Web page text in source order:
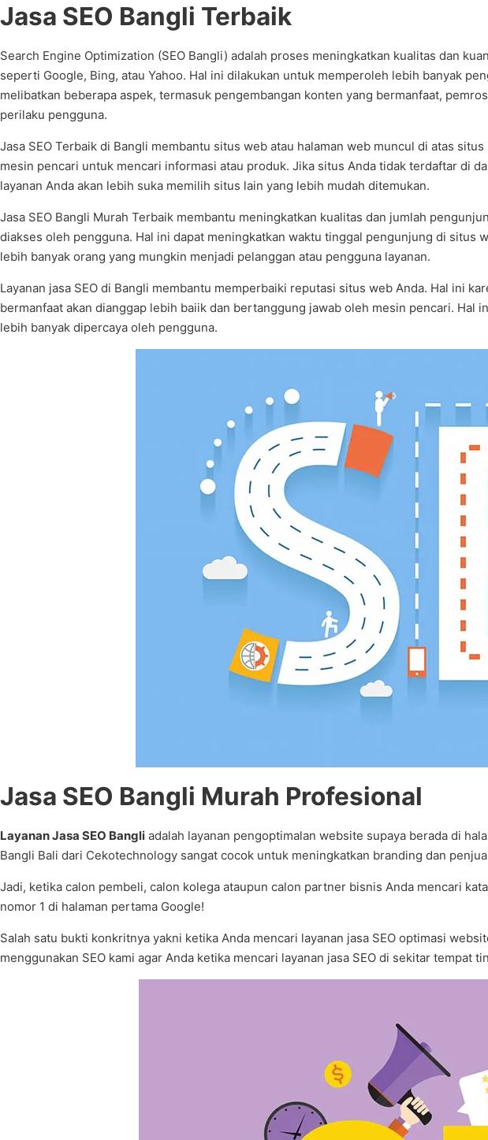
Jasa SEO Bangli Terbaik
Search Engine Optimization (SEO Bangli) adalah proses meningkatkan kualitas dan
seperti Google, Bing, atau Yahoo. Hal ini dilakukan untuk memperoleh lebih banyak
melibatkan beberapa aspek, termasuk pengembangan konten yang bermanfaat,
perilaku pengguna.
Jasa SEO Terbaik di Bangli membantu situs web atau halaman web muncul di atas
mesin pencari untuk mencari informasi atau produk. Jika situs Anda tidak terdaftar di
layanan Anda akan lebih suka memilih situs lain yang lebih mudah ditemukan.
Jasa SEO Bangli Murah Terbaik membantu meningkatkan kualitas dan jumlah
diakses oleh pengguna. Hal ini dapat meningkatkan waktu tinggal pengunjung di
lebih banyak orang yang mungkin menjadi pelanggan atau pengguna layanan.
Layanan jasa SEO di Bangli membantu memperbaiki reputasi situs web Anda. Hal ini
bermanfaat akan dianggap lebih baiik dan bertanggung jawab oleh mesin pencari.
lebih banyak dipercaya oleh pengguna.
Jasa SEO Bangli Murah Profesional
Layanan Jasa SEO Bangli adalah layanan pengoptimalan website supaya berada di
Bangli Bali dari Cekotechnology sangat cocok untuk meningkatkan branding dan
Jadi, ketika calon pembeli, calon kolega ataupun calon partner bisnis Anda mencari
nomor 1 di halaman pertama Google!
Salah satu bukti konkritnya yakni ketika Anda mencari layanan jasa SEO optimasi
menggunakan SEO kami agar Anda ketika mencari layanan jasa SEO di sekitar tempat